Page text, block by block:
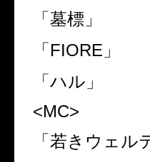
「墓標」
「 FIORE 」
「ハル」
<MC>
「若きウェル